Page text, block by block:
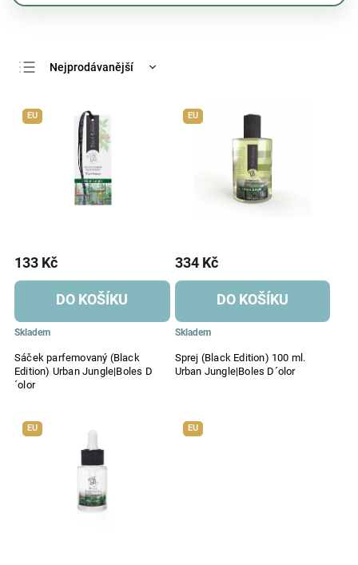
Nejprodávanější
Nejdražší
Abecedně
EU
Sáček parfemovaný (Black
Edition) Urban Jungle|Boles D
´olor
Skladem
133 Kč
DO KOŠÍKU
EU
Sprej (Black Edition) 100 ml.
Urban Jungle|Boles D´olor
Skladem
334 Kč
DO KOŠÍKU
EU EU